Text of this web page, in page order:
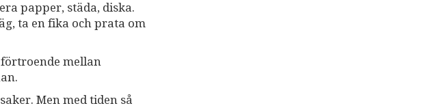
papper, städa, diska.
ta en fika och prata om
mellan
Men med tiden så